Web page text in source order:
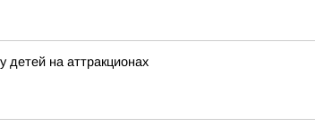
детей на аттракционах